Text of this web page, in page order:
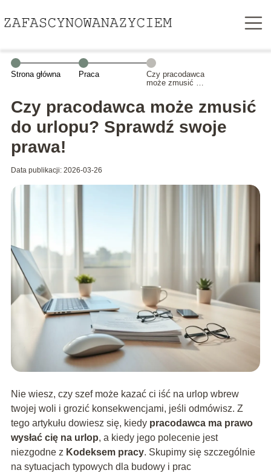
Strona główna Praca
Czy pracodawca
może zmusić do
swoje prawa!
Czy pracodawca może zmusić
do urlopu? Sprawdź swoje
prawa!
Data publikacji: 2026-03-26
Nie wiesz, czy szef może kazać ci iść na urlop wbrew
twojej woli i grozić konsekwencjami, jeśli odmówisz. Z
tego artykułu dowiesz się, kiedy pracodawca ma prawo
wysłać cię na urlop, a kiedy jego polecenie jest
niezgodne z Kodeksem pracy. Skupimy się szczególnie
na sytuacjach typowych dla budowy i prac